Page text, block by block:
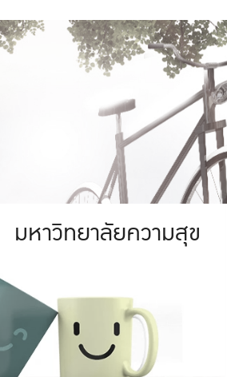
มหาวิทยาลัย
ให้กับประชาชน
มหาวิทยาลัยความสุข